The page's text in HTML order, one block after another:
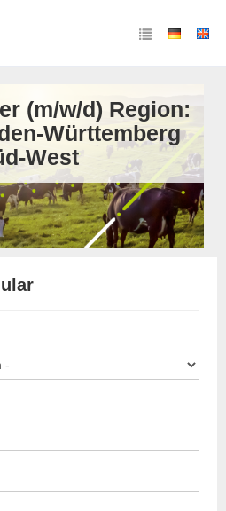
(m/w/d) Region:
Württemberg
West